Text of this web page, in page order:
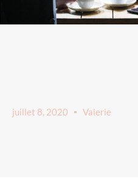
juillet 8, 2020 Valerie